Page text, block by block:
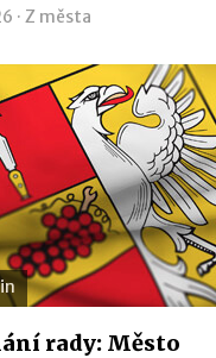
· Z města
rady: Město